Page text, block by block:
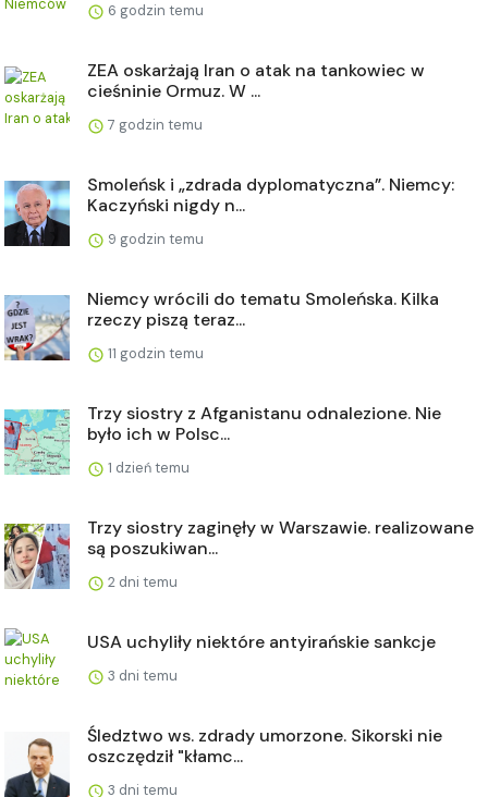
6 godzin temu
ZEA oskarżają Iran o atak na tankowiec w
cieśninie Ormuz. W ...
7 godzin temu
Smoleńsk i „zdrada dyplomatyczna”. Niemcy:
Kaczyński nigdy n...
9 godzin temu
Niemcy wrócili do tematu Smoleńska. Kilka
rzeczy piszą teraz...
11 godzin temu
Trzy siostry z Afganistanu odnalezione. Nie
było ich w Polsc...
1 dzień temu
Trzy siostry zaginęły w Warszawie. realizowane
są poszukiwan...
2 dni temu
USA uchyliły niektóre antyirańskie sankcje
3 dni temu
Śledztwo ws. zdrady umorzone. Sikorski nie
oszczędził "kłamc...
3 dni temu